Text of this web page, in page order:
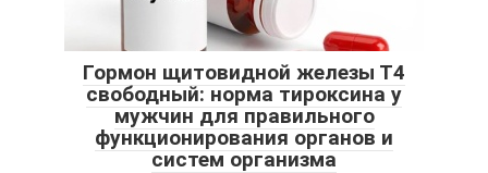
Гормон щитовидной железы Т4
свободный: норма тироксина у
мужчин для правильного
функционирования органов и
систем организма